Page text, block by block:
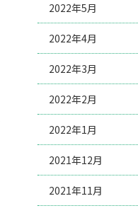
2022年5月
2022年4月
2022年3月
2022年2月
2022年1月
2021年12月
2021年11月